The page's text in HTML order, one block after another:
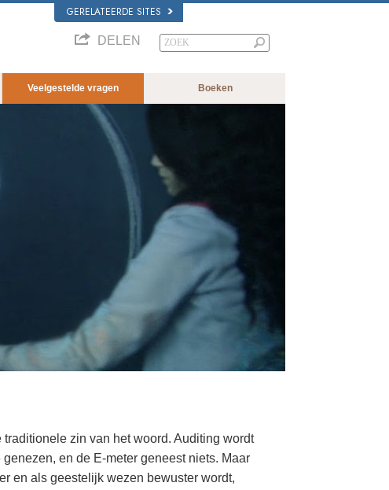
GERELATEERDE SITES
DELEN
Veelgestelde vragen Boeken
zin van het woord. Auditing wordt
en de E-meter geneest niets. Maar
en als geestelijk wezen bewuster wordt,